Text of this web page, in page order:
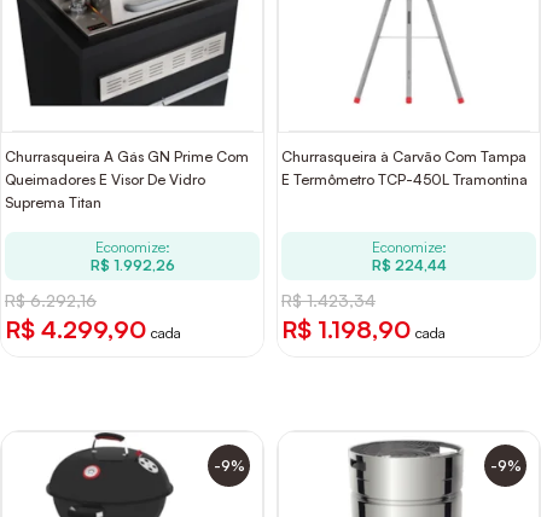
Churrasqueira A Gás GN Prime Com
Queimadores E Visor De Vidro
Suprema Titan
Economize:
R$ 1.992,26
R$ 6.292,16
R$ 4.299,90 cada
Churrasqueira à Carvão Com Tampa
E Termômetro TCP-450L Tramontina
Economize:
R$ 224,44
R$ 1.423,34
R$ 1.198,90 cada
-9% -9%